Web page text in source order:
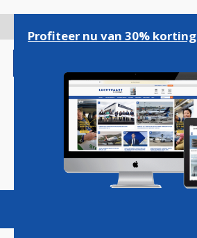
gaan
Magazine Podcasts
Profiteer nu van 30% korting